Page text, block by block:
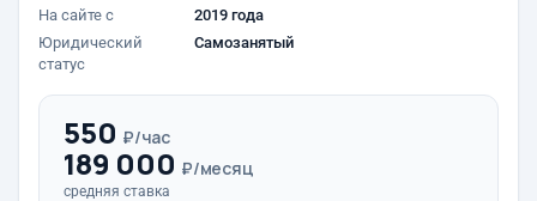
На сайте с
2019 года
Юридический
статус
Самозанятый
550 ₽/час
189 000 ₽/месяц
средняя ставка